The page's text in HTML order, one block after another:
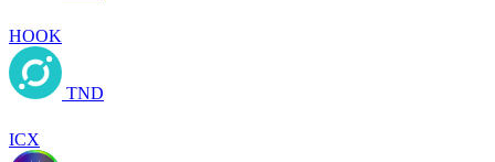
HOOK
TND
ICX